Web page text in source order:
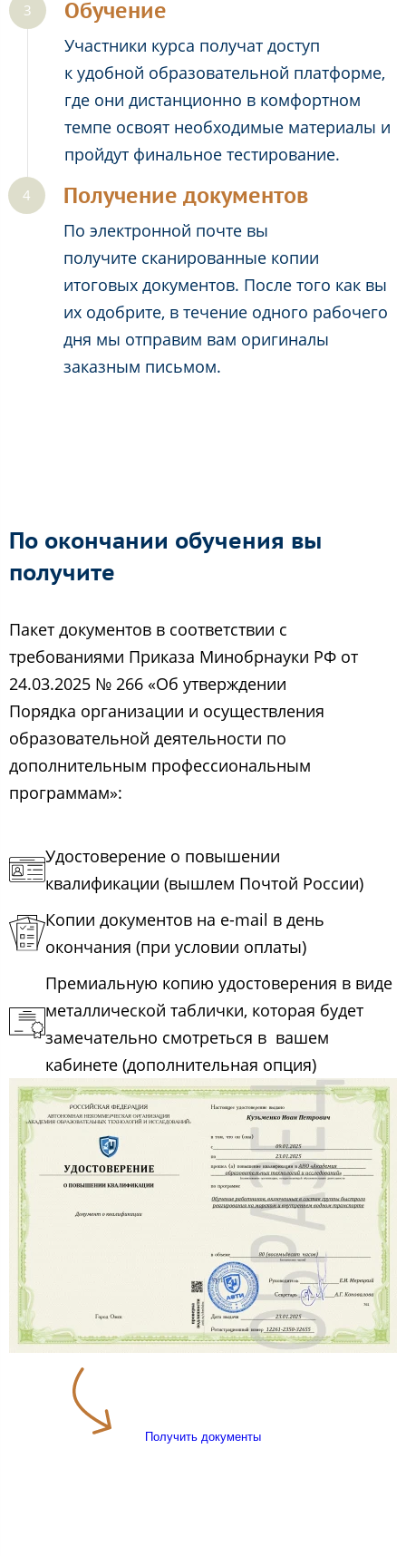
Обучение
Участники курса получат доступ
к удобной образовательной платформе,
где они дистанционно в комфортном
темпе освоят необходимые материалы и
пройдут финальное тестирование.
Получение документов
По электронной почте вы
получите сканированные копии
итоговых документов. После того как вы
их одобрите, в течение одного рабочего
дня мы отправим вам оригиналы
заказным письмом.
По окончании обучения вы
получите
Пакет документов в соответствии с
требованиями Приказа Минобрнауки РФ от
24.03.2025 № 266 «Об утверждении
Порядка организации и осуществления
образовательной деятельности по
дополнительным профессиональным
программам»:
Удостоверение о повышении
квалификации (вышлем Почтой России)
Копии документов на e-mail в день
окончания (при условии оплаты)
Премиальную копию удостоверения в виде
металлической таблички, которая будет
замечательно смотреться в вашем
кабинете (дополнительная опция)
Получить документы